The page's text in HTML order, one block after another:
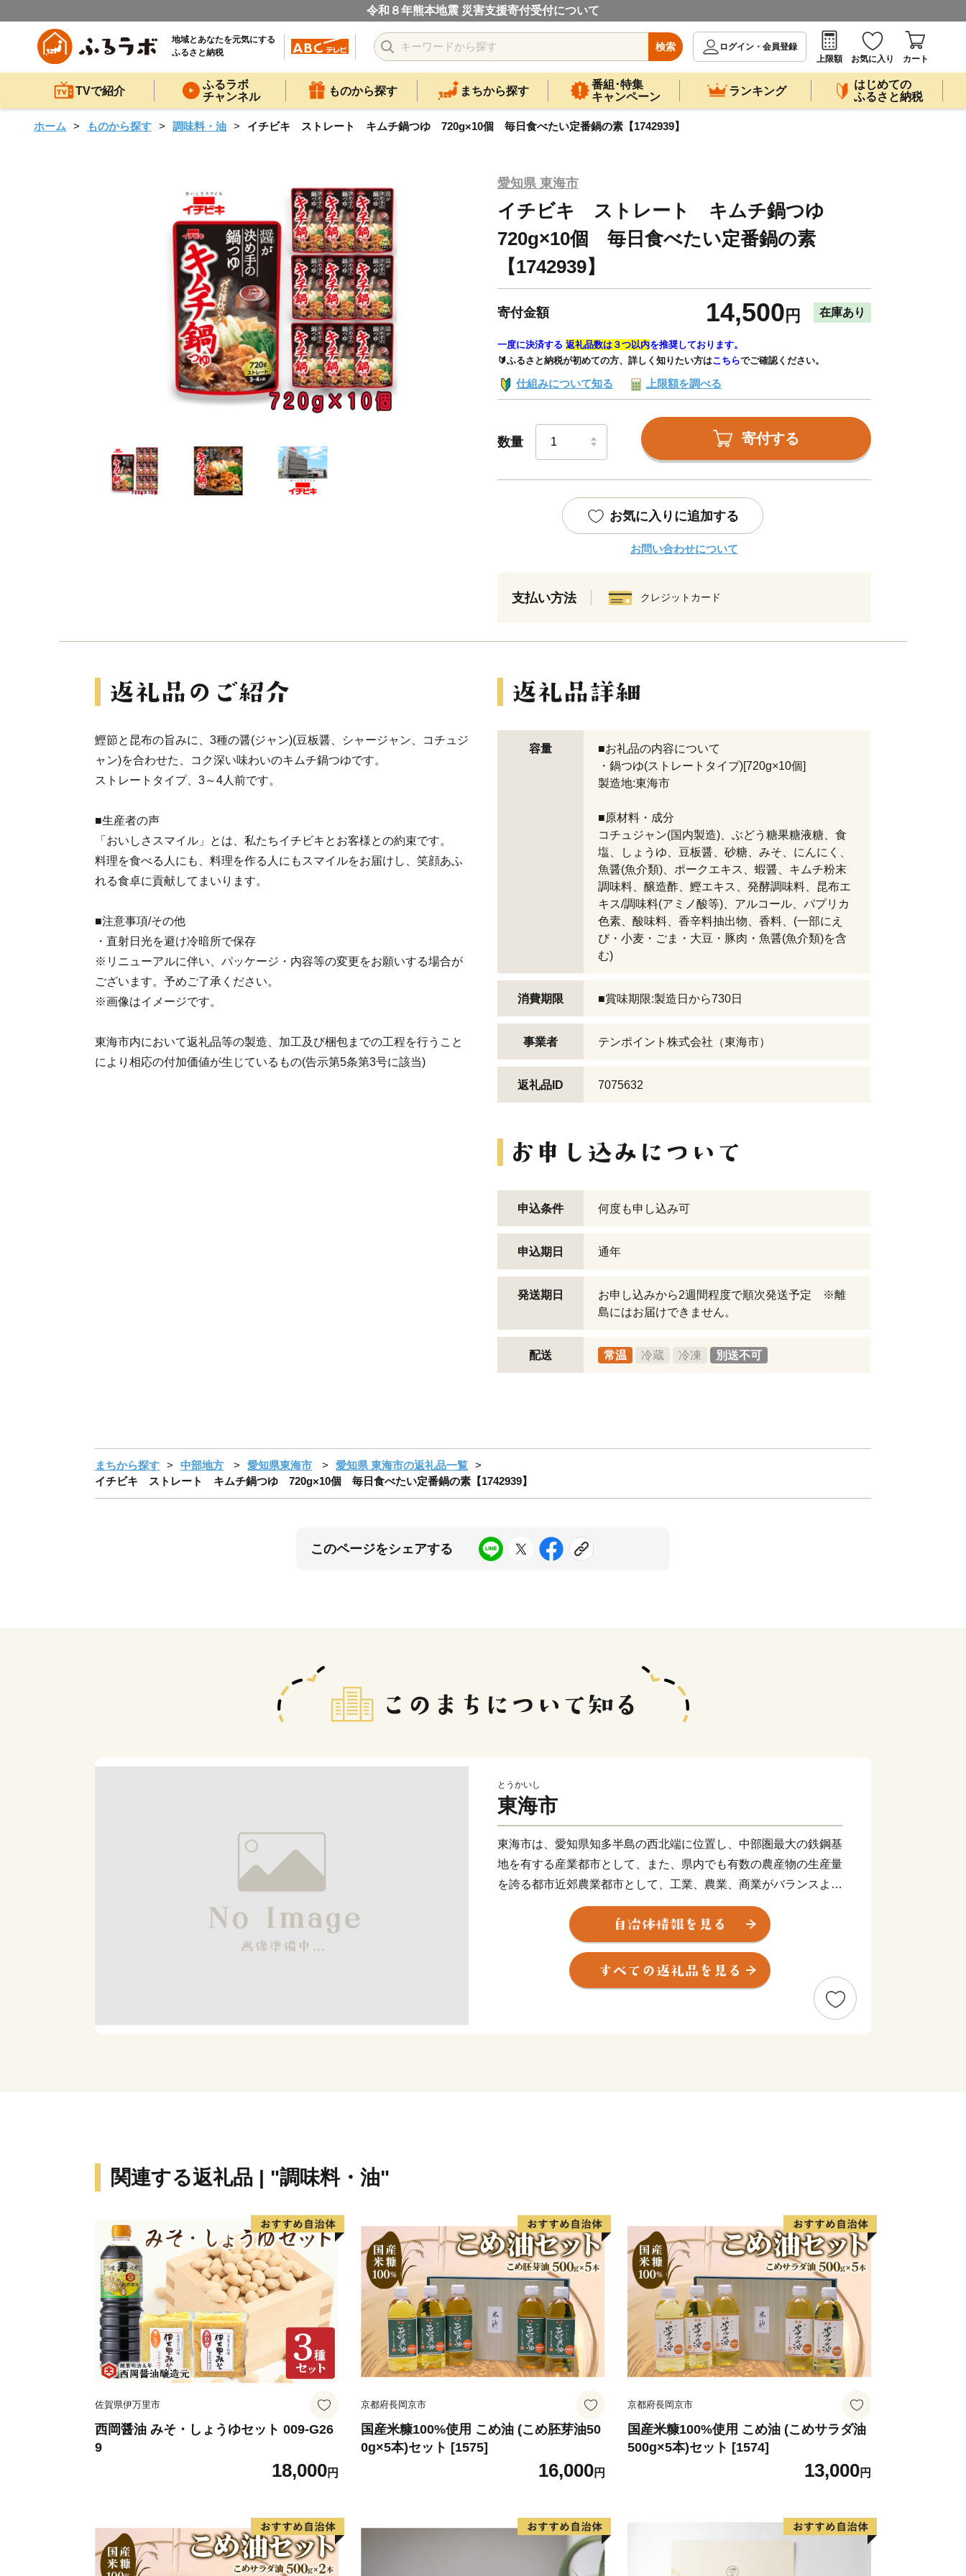
令和８年熊本地震 災害支援寄付受付について
地域とあなたを元気にする
ふるさと納税
検索
ログイン・会員登録
上限額
お気に入り カート
TVで紹介
ふるラボ
チャンネル
ものから探す まちから探す
番組･特集
キャンペーン
ランキング
はじめての
ふるさと納税
ホーム ものから探す 調味料・油 イチビキ ストレート キムチ鍋つゆ 720g×10個 毎日食べたい定番鍋の素【1742939】
愛知県 東海市
イチビキ ストレート キムチ鍋つゆ
720g×10個 毎日食べたい定番鍋の素
【1742939】
寄付金額 14,500 円 在庫あり
一度に決済する 返礼品数は３つ以内を推奨しております。
🔰ふるさと納税が初めての方、詳しく知りたい方はこちらでご確認ください。
仕組みについて知る 上限額を調べる
数量 寄付する
お気に入りに追加する
お問い合わせについて
支払い方法 クレジットカード
鰹節と昆布の旨みに、3種の醤(ジャン)(豆板醤、シャージャン、コチュジ
ャン)を合わせた、コク深い味わいのキムチ鍋つゆです。
ストレートタイプ、3～4人前です。
■生産者の声
「おいしさスマイル」とは、私たちイチビキとお客様との約束です。
料理を食べる人にも、料理を作る人にもスマイルをお届けし、笑顔あふ
れる食卓に貢献してまいります。
■注意事項/その他
・直射日光を避け冷暗所で保存
※リニューアルに伴い、パッケージ・内容等の変更をお願いする場合が
ございます。予めご了承ください。
※画像はイメージです。
東海市内において返礼品等の製造、加工及び梱包までの工程を行うこと
により相応の付加価値が生じているもの(告示第5条第3号に該当)
容量
■お礼品の内容について
・鍋つゆ(ストレートタイプ)[720g×10個]
製造地:東海市
■原材料・成分
コチュジャン(国内製造)、ぶどう糖果糖液糖、食
塩、しょうゆ、豆板醤、砂糖、みそ、にんにく、
魚醤(魚介類)、ポークエキス、蝦醤、キムチ粉末
調味料、醸造酢、鰹エキス、発酵調味料、昆布エ
キス/調味料(アミノ酸等)、アルコール、パプリカ
色素、酸味料、香辛料抽出物、香料、(一部にえ
び・小麦・ごま・大豆・豚肉・魚醤(魚介類)を含
む)
消費期限 ■賞味期限:製造日から730日
事業者 テンポイント株式会社（東海市）
返礼品ID 7075632
申込条件 何度も申し込み可
申込期日 通年
発送期日
お申し込みから2週間程度で順次発送予定 ※離
島にはお届けできません。
配送 常温 冷蔵 冷凍 別送不可
まちから探す 中部地方 愛知県東海市
愛知県 東海市の返礼品一覧
イチビキ ストレート キムチ鍋つゆ 720g×10個 毎日食べたい定番鍋の素【1742939】
このページをシェアする
とうかいし
東海市
東海市は、愛知県知多半島の西北端に位置し、中部圏最大の鉄鋼基
地を有する産業都市として、また、県内でも有数の農産物の生産量
を誇る都市近郊農業都市として、工業、農業、商業がバランスよく
発展を遂げてきました。
名古屋都心や中部国際空港へのアクセスに優れた立地特性を生か
したまちづくりを積極的に進めており、多種多様な事業者が集積
し、日本経済を牽引する産業都市として注目を集めています。
関連する返礼品 | "調味料・油"
佐賀県伊万里市
西岡醤油 みそ・しょうゆセット 009-G26
9
18,000円
京都府長岡京市
国産米糠100%使用 こめ油 (こめ胚芽油50
0g×5本)セット [1575]
16,000円
京都府長岡京市
国産米糠100%使用 こめ油 (こめサラダ油
500g×5本)セット [1574]
13,000円